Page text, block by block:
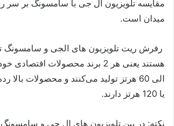
مقایسه تلویزیون ال جی با سامسونگ بر سر
میدان است.
رفرش ریت تلویزیون های الجی و سامسونگ
یا 120 هرتز دارند.
نکته: در بین تلویزیون های ال جی و